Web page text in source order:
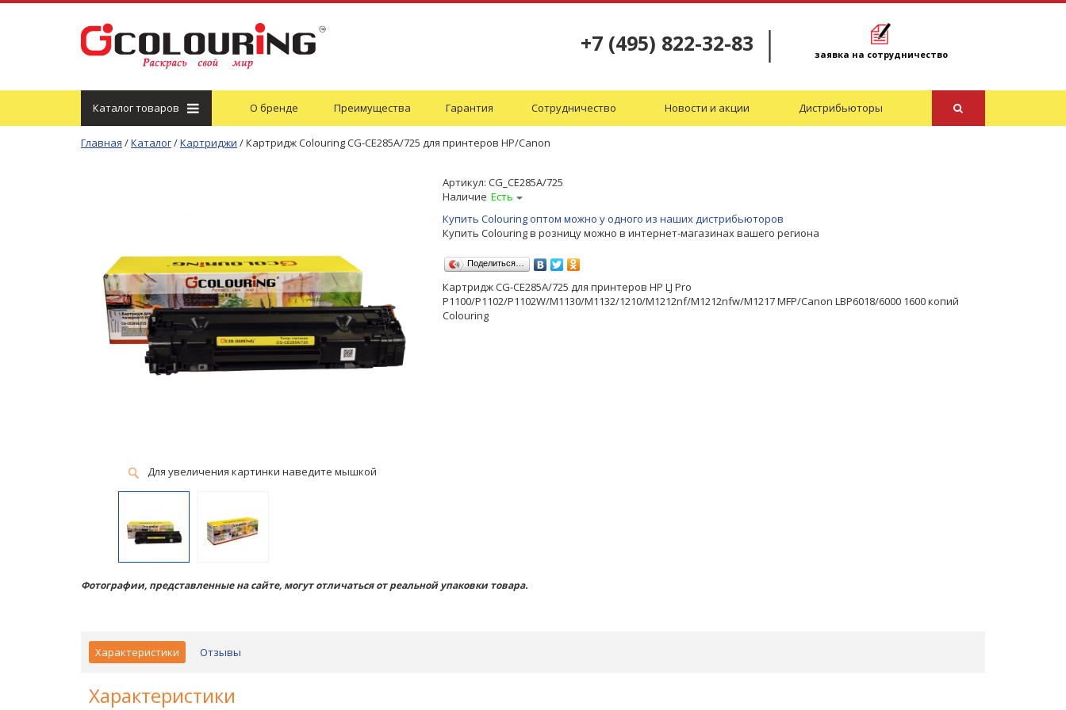
+7 (495) 822-32-83 заявка на сотрудничество
Каталогтоваров О бренде Преимущества Гарантия Сотрудничество Новости и акции Дистрибьюторы
Главная /Каталог/Картриджи /Картридж Colouring CG-CE285A/725 для принтеров HP/Canon
Для увеличения картинки наведите мышкой
Артикул: CG_CE285A/725
Наличие Есть
Купить Colouring оптом можно у одного из наших дистрибьюторов
Купить Colouring в розницу можно в интернет-магазинах вашего региона
Поделиться…
Картридж CG-CE285A/725 для принтеров HP LJ Pro
P1100/P1102/P1102W/M1130/M1132/1210/M1212nf/M1212nfw/M1217 MFP/Canon LBP6018/6000 1600 копий
Colouring
Фотографии, представленные на сайте, могут отличаться от реальной упаковки товара.
Характеристики Отзывы
Характеристики